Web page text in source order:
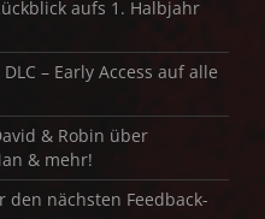
aufs 1. Halbjahr
– Early Access auf alle
& Robin über
& mehr!
den nächsten Feedback-